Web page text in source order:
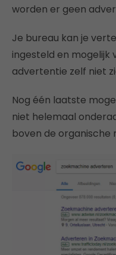
worden er geen
Je bureau kan je
ingesteld en mogelijk
advertentie zelf niet
Nog één laatste
niet helemaal
boven de organische